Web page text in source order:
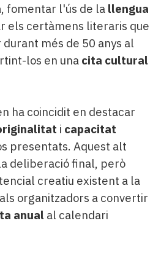
, fomentar l'ús de la llengua
els certàmens literaris que
més de 50 anys al
los en una cita cultural
ha coincidit en destacar
i capacitat
presentats. Aquest alt
deliberació final, però
creatiu existent a la
organitzadors a convertir
anual al calendari